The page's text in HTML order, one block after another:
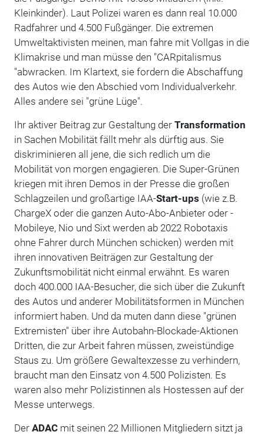
Kleinkinder). Laut Polizei waren es dann real 10.000
Radfahrer und 4.500 Fußgänger. Die extremen
Umweltaktivisten meinen, man fahre mit Vollgas in die
Klimakrise und man müsse den "CARpitalismus
"abwracken. Im Klartext, sie fordern die Abschaffung
des Autos wie den Abschied vom Individualverkehr.
Alles andere sei "grüne Lüge".
Ihr aktiver Beitrag zur Gestaltung der Transformation
in Sachen Mobilität fällt mehr als dürftig aus. Sie
diskriminieren all jene, die sich redlich um die
Mobilität von morgen engagieren. Die Super-Grünen
kriegen mit ihren Demos in der Presse die großen
Schlagzeilen und großartige IAA-Start-ups (wie z.B.
ChargeX oder die ganzen Auto-Abo-Anbieter oder -
Mobileye, Nio und Sixt werden ab 2022 Robotaxis
ohne Fahrer durch München schicken) werden mit
ihren innovativen Beiträgen zur Gestaltung der
Zukunftsmobilität nicht einmal erwähnt. Es waren
doch 400.000 IAA-Besucher, die sich über die Zukunft
des Autos und anderer Mobilitätsformen in München
informiert haben. Und da muten dann diese "grünen
Extremisten" über ihre Autobahn-Blockade-Aktionen
Dritten, die zur Arbeit fahren müssen, zweistündige
Staus zu. Um größere Gewaltexzesse zu verhindern,
braucht man den Einsatz von 4.500 Polizisten. Es
waren also mehr Polizistinnen als Hostessen auf der
Messe unterwegs.
Der ADACmit seinen 22 Millionen Mitgliedern sitzt ja